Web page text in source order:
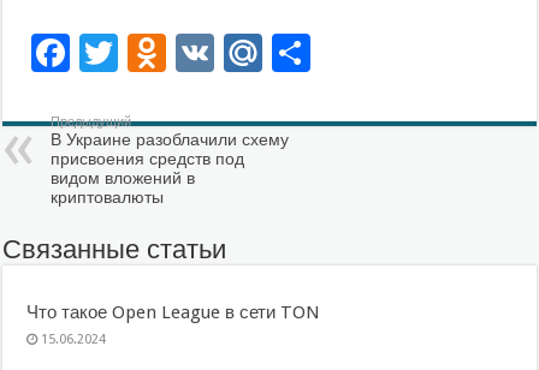
Facebook
Twitter
Odnoklassniki
VK Mail.Ru
Предыдущий
В Украине разоблачили схему
присвоения средств под
видом вложений в
криптовалюты
Связанные статьи
Что такое Open League в сети TON
15.06.2024